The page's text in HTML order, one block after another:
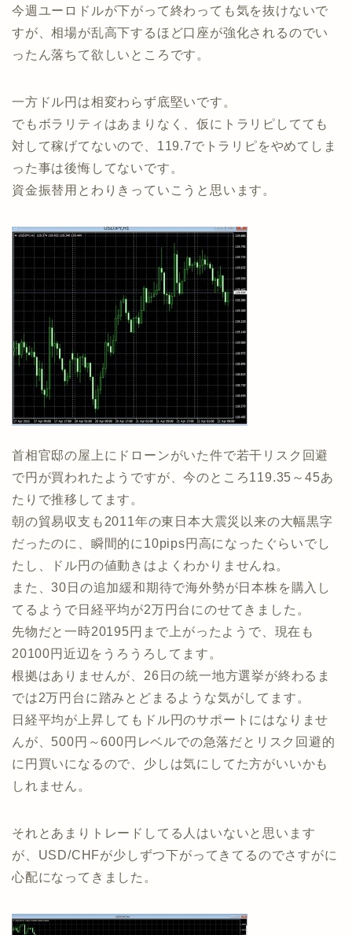
今週ユーロドルが下がって終わっても気を抜けないで
すが、相場が乱高下するほど口座が強化されるのでい
ったん落ちて欲しいところです。
一方ドル円は相変わらず底堅いです。
でもボラリティはあまりなく、仮にトラリピしてても
対して稼げてないので、119.7でトラリピをやめてしま
った事は後悔してないです。
資金振替用とわりきっていこうと思います。
首相官邸の屋上にドローンがいた件で若干リスク回避
で円が買われたようですが、今のところ119.35～45あ
たりで推移してます。
朝の貿易収支も2011年の東日本大震災以来の大幅黒字
だったのに、瞬間的に10pips円高になったぐらいでし
たし、ドル円の値動きはよくわかりませんね。
また、30日の追加緩和期待で海外勢が日本株を購入し
てるようで日経平均が2万円台にのせてきました。
先物だと一時20195円まで上がったようで、現在も
20100円近辺をうろうろしてます。
根拠はありませんが、26日の統一地方選挙が終わるま
では2万円台に踏みとどまるような気がしてます。
日経平均が上昇してもドル円のサポートにはなりませ
んが、500円～600円レベルでの急落だとリスク回避的
に円買いになるので、少しは気にしてた方がいいかも
しれません。
それとあまりトレードしてる人はいないと思います
が、USD/CHFが少しずつ下がってきてるのでさすがに
心配になってきました。